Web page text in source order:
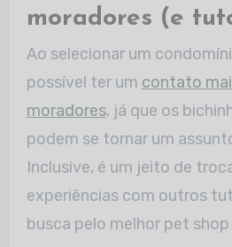
moradores (e
Ao selecionar um
possível ter um contato
moradores, já que os
podem se tornar um
Inclusive, é um jeito de
experiências com outros
busca pelo melhor pet